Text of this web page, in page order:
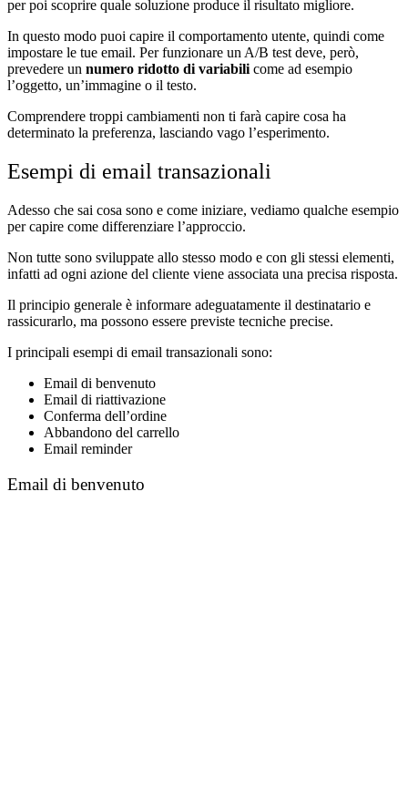
per poi scoprire quale soluzione produce il risultato migliore.
In questo modo puoi capire il comportamento utente, quindi come
impostare le tue email. Per funzionare un A/B test deve, però,
prevedere un numero ridotto di variabili come ad esempio
l’oggetto, un’immagine o il testo.
Comprendere troppi cambiamenti non ti farà capire cosa ha
determinato la preferenza, lasciando vago l’esperimento.
Esempi di email transazionali
Adesso che sai cosa sono e come iniziare, vediamo qualche esempio
per capire come differenziare l’approccio.
Non tutte sono sviluppate allo stesso modo e con gli stessi elementi,
infatti ad ogni azione del cliente viene associata una precisa risposta.
Il principio generale è informare adeguatamente il destinatario e
rassicurarlo, ma possono essere previste tecniche precise.
I principali esempi di email transazionali sono:
Email di benvenuto
Email di riattivazione
Conferma dell’ordine
Abbandono del carrello
Email reminder
Email di benvenuto